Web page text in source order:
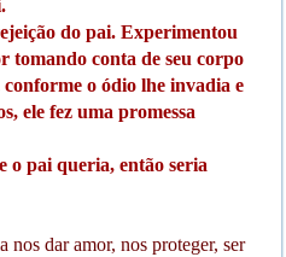
do pai. Experimentou
tomando conta de seu corpo
o ódio lhe invadia e
ele fez uma promessa
o pai queria, então seria
nos dar amor, nos proteger, ser